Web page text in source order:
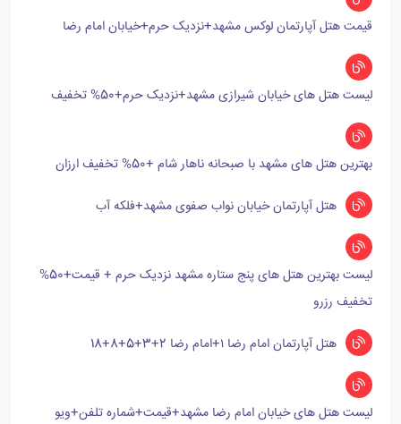
قیمت هتل آپارتمان لوکس مشهد+نزدیک حرم+خیابان امام رضا
لیست هتل های خیابان شیرازی مشهد+نزدیک حرم+50% تخفیف
بهترین هتل های مشهد با صبحانه ناهار شام +50% تخفیف ارزان
هتل آپارتمان خیابان نواب صفوی مشهد+فلکه آب
لیست بهترین هتل های پنج ستاره مشهد نزدیک حرم + قیمت+50%
تخفیف رزرو
هتل آپارتمان امام رضا ۱+امام رضا 2+3+5+8+18
لیست هتل های خیابان امام رضا مشهد+قیمت+شماره تلفن+ویو